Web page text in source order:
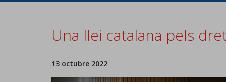
Una llei catalana pels
13 octubre 2022